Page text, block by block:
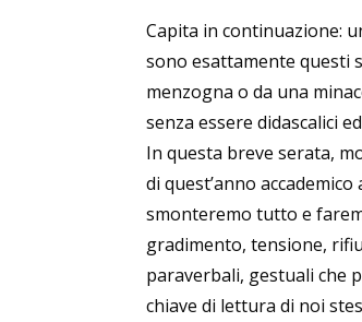
Capita in continuazione:
sono esattamente questi
menzogna o da una
senza essere didascalici
In questa breve serata,
di quest’anno
smonteremo tutto e
gradimento, tensione,
paraverbali, gestuali che
chiave di lettura di noi